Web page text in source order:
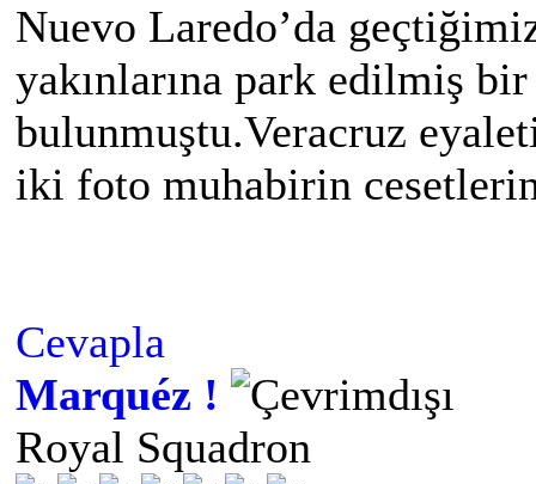
Nuevo Laredo’da
yakınlarına park edilmiş
bulunmuştu.Veracruz
iki foto muhabirin
Cevapla
Marquéz !
Royal Squadron